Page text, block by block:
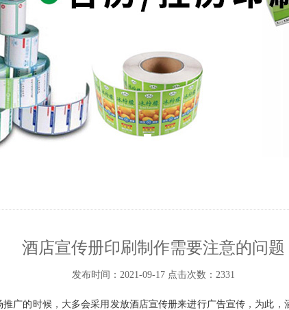
酒店宣传册印刷制作需要注意的问题
发布时间：2021-09-17 点击次数：2331
广的时候，大多会采用发放酒店宣传册来进行广告宣传，为此，